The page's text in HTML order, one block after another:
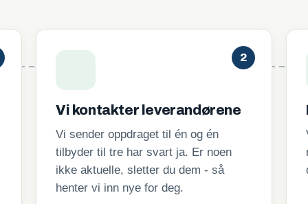
2
Vi kontakter leverandørene
Vi sender oppdraget til én og én
tilbyder til tre har svart ja. Er noen
ikke aktuelle, sletter du dem - så
henter vi inn nye for deg.